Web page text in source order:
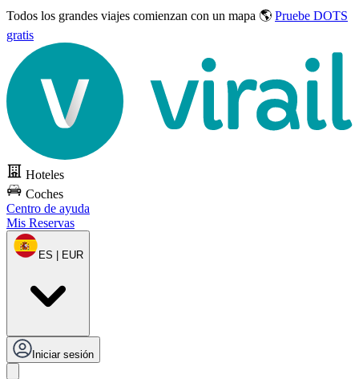
Todos los grandes viajes comienzan con un mapa 🌎 Pruebe DOTS
gratis
Hoteles
Coches
Centro de ayuda
Mis Reservas
ES | EUR
Iniciar sesión